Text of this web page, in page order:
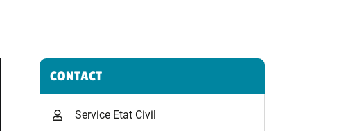
Informations complémentaires
CONTACT
Service Etat Civil